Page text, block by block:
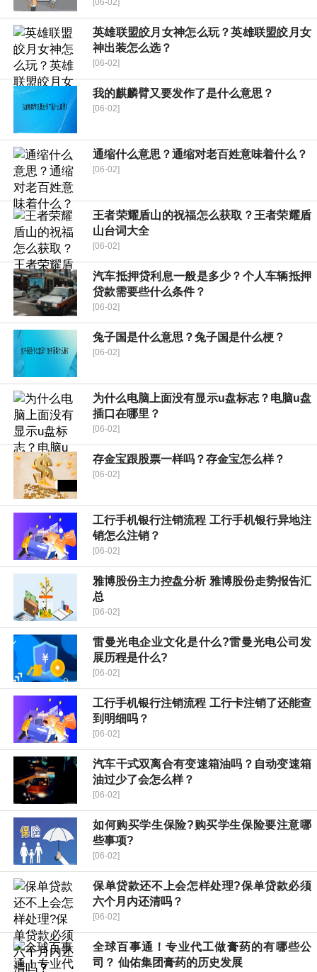
[06-02]
英雄联盟皎月女神怎么玩？英雄联盟皎月女
神出装怎么选？
[06-02]
我的麒麟臂又要发作了是什么意思？
[06-02]
通缩什么意思？通缩对老百姓意味着什么？
[06-02]
王者荣耀盾山的祝福怎么获取？王者荣耀盾
山台词大全
[06-02]
汽车抵押贷利息一般是多少？个人车辆抵押
贷款需要些什么条件？
[06-02]
兔子国是什么意思？兔子国是什么梗？
[06-02]
为什么电脑上面没有显示u盘标志？电脑u盘
插口在哪里？
[06-02]
存金宝跟股票一样吗？存金宝怎么样？
[06-02]
工行手机银行注销流程 工行手机银行异地注
销怎么注销？
[06-02]
雅博股份主力控盘分析 雅博股份走势报告汇
总
[06-02]
雷曼光电企业文化是什么?雷曼光电公司发
展历程是什么?
[06-02]
工行手机银行注销流程 工行卡注销了还能查
到明细吗？
[06-02]
汽车干式双离合有变速箱油吗？自动变速箱
油过少了会怎么样？
[06-02]
如何购买学生保险?购买学生保险要注意哪
些事项?
[06-02]
保单贷款还不上会怎样处理?保单贷款必须
六个月内还清吗？
[06-02]
全球百事通！专业代工做膏药的有哪些公
司？ 仙佑集团膏药的历史发展